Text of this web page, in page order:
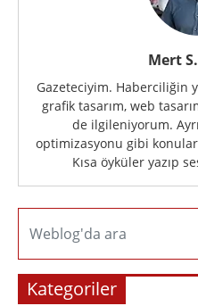
Mert
Gazeteciyim. Haberciliğin
grafik tasarım, web
de ilgileniyorum.
optimizasyonu gibi
Kısa öyküler yazıp
Weblog'da ara
Kategoriler